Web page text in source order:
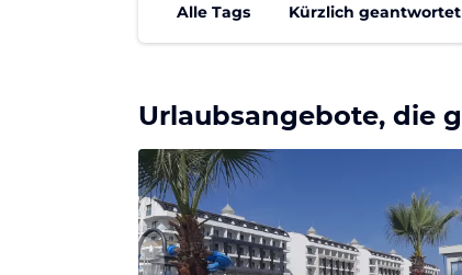
Alle Tags Kürzlich geantwortet